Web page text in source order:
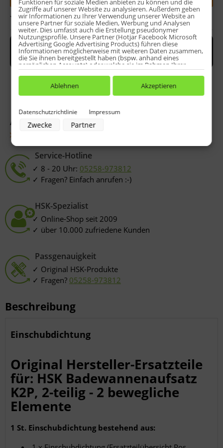
Bewerten
Artikel-Nr.:
E100067-185-10-21066X
Service-Hotline
8 - 20 Uhr: 05258-973812
Fragen? Einfach anrufen :-)
HSK-Spezialist
Online-Shop seit 2009
über 10.000 zufriedene Kunden
Passgenauigkeit
Original HSK-Produkte
Fragen? 05258-973812
Beschreibung
Einschubdichtung
Original Hersteller-Ersatzteile
für: HSK Badewannenaufsatz
K2P, 2-teilig - 2 bewegliche
Elemente
1 St. Einschubdichtung bestehend aus:
Funktionen für soziale Medien anbieten zu können und die
Zugriffe auf unserer Website zu analysieren. Außerdem geben
wir Informationen zu Ihrer Verwendung unserer Website an
unsere Partner für soziale Medien, Werbung und Analysen
weiter. Dies umfasst auch die Erstellung pseudonymer
Nutzungsprofile. Unsere Partner (Hotjar Facebook Microsoft
Advertising Google Advertising Products) führen diese
Informationen möglicherweise mit weiteren Daten zusammen,
die Sie ihnen bereitgestellt haben (bspw. anhand eines
persönlichen Accounts) oder welche sie im Rahmen Ihrer
Nutzung der Dienste gesammelt haben (bspw. Nutzungsdaten
anderer Geräte). Ihre Einwilligung zur Nutzung von Cookies
und Pixeln können Sie jederzeit widerrufen, indem Sie auf den
Datenschutz-Button links unten klicken und dort die
Zwecke der Datenverarbeitung durch unsere Partner:
Speichern von oder Zugriff auf Informationen auf einem Endgerät
Verwendung von Profilen zur Auswahl personalisierter Werbung
Erstellung von Profilen zur Personalisierung von Inhalten
Messung der Werbeleistung
Messung der Performance von Inhalten
Analyse von Zielgruppen durch Statistiken oder Kombinationen von
Entwicklung und Verbesserung der Angebote
Verwendung reduzierter Daten zur Auswahl von Inhalten
Besondere Features:
Verwendung genauer Standortdaten
Endgeräteeigenschaften zur Identifikation aktiv abfragen
Datenschutzrichtlinie Impressum
Zwecke Partner
Ablehnen Akzeptieren